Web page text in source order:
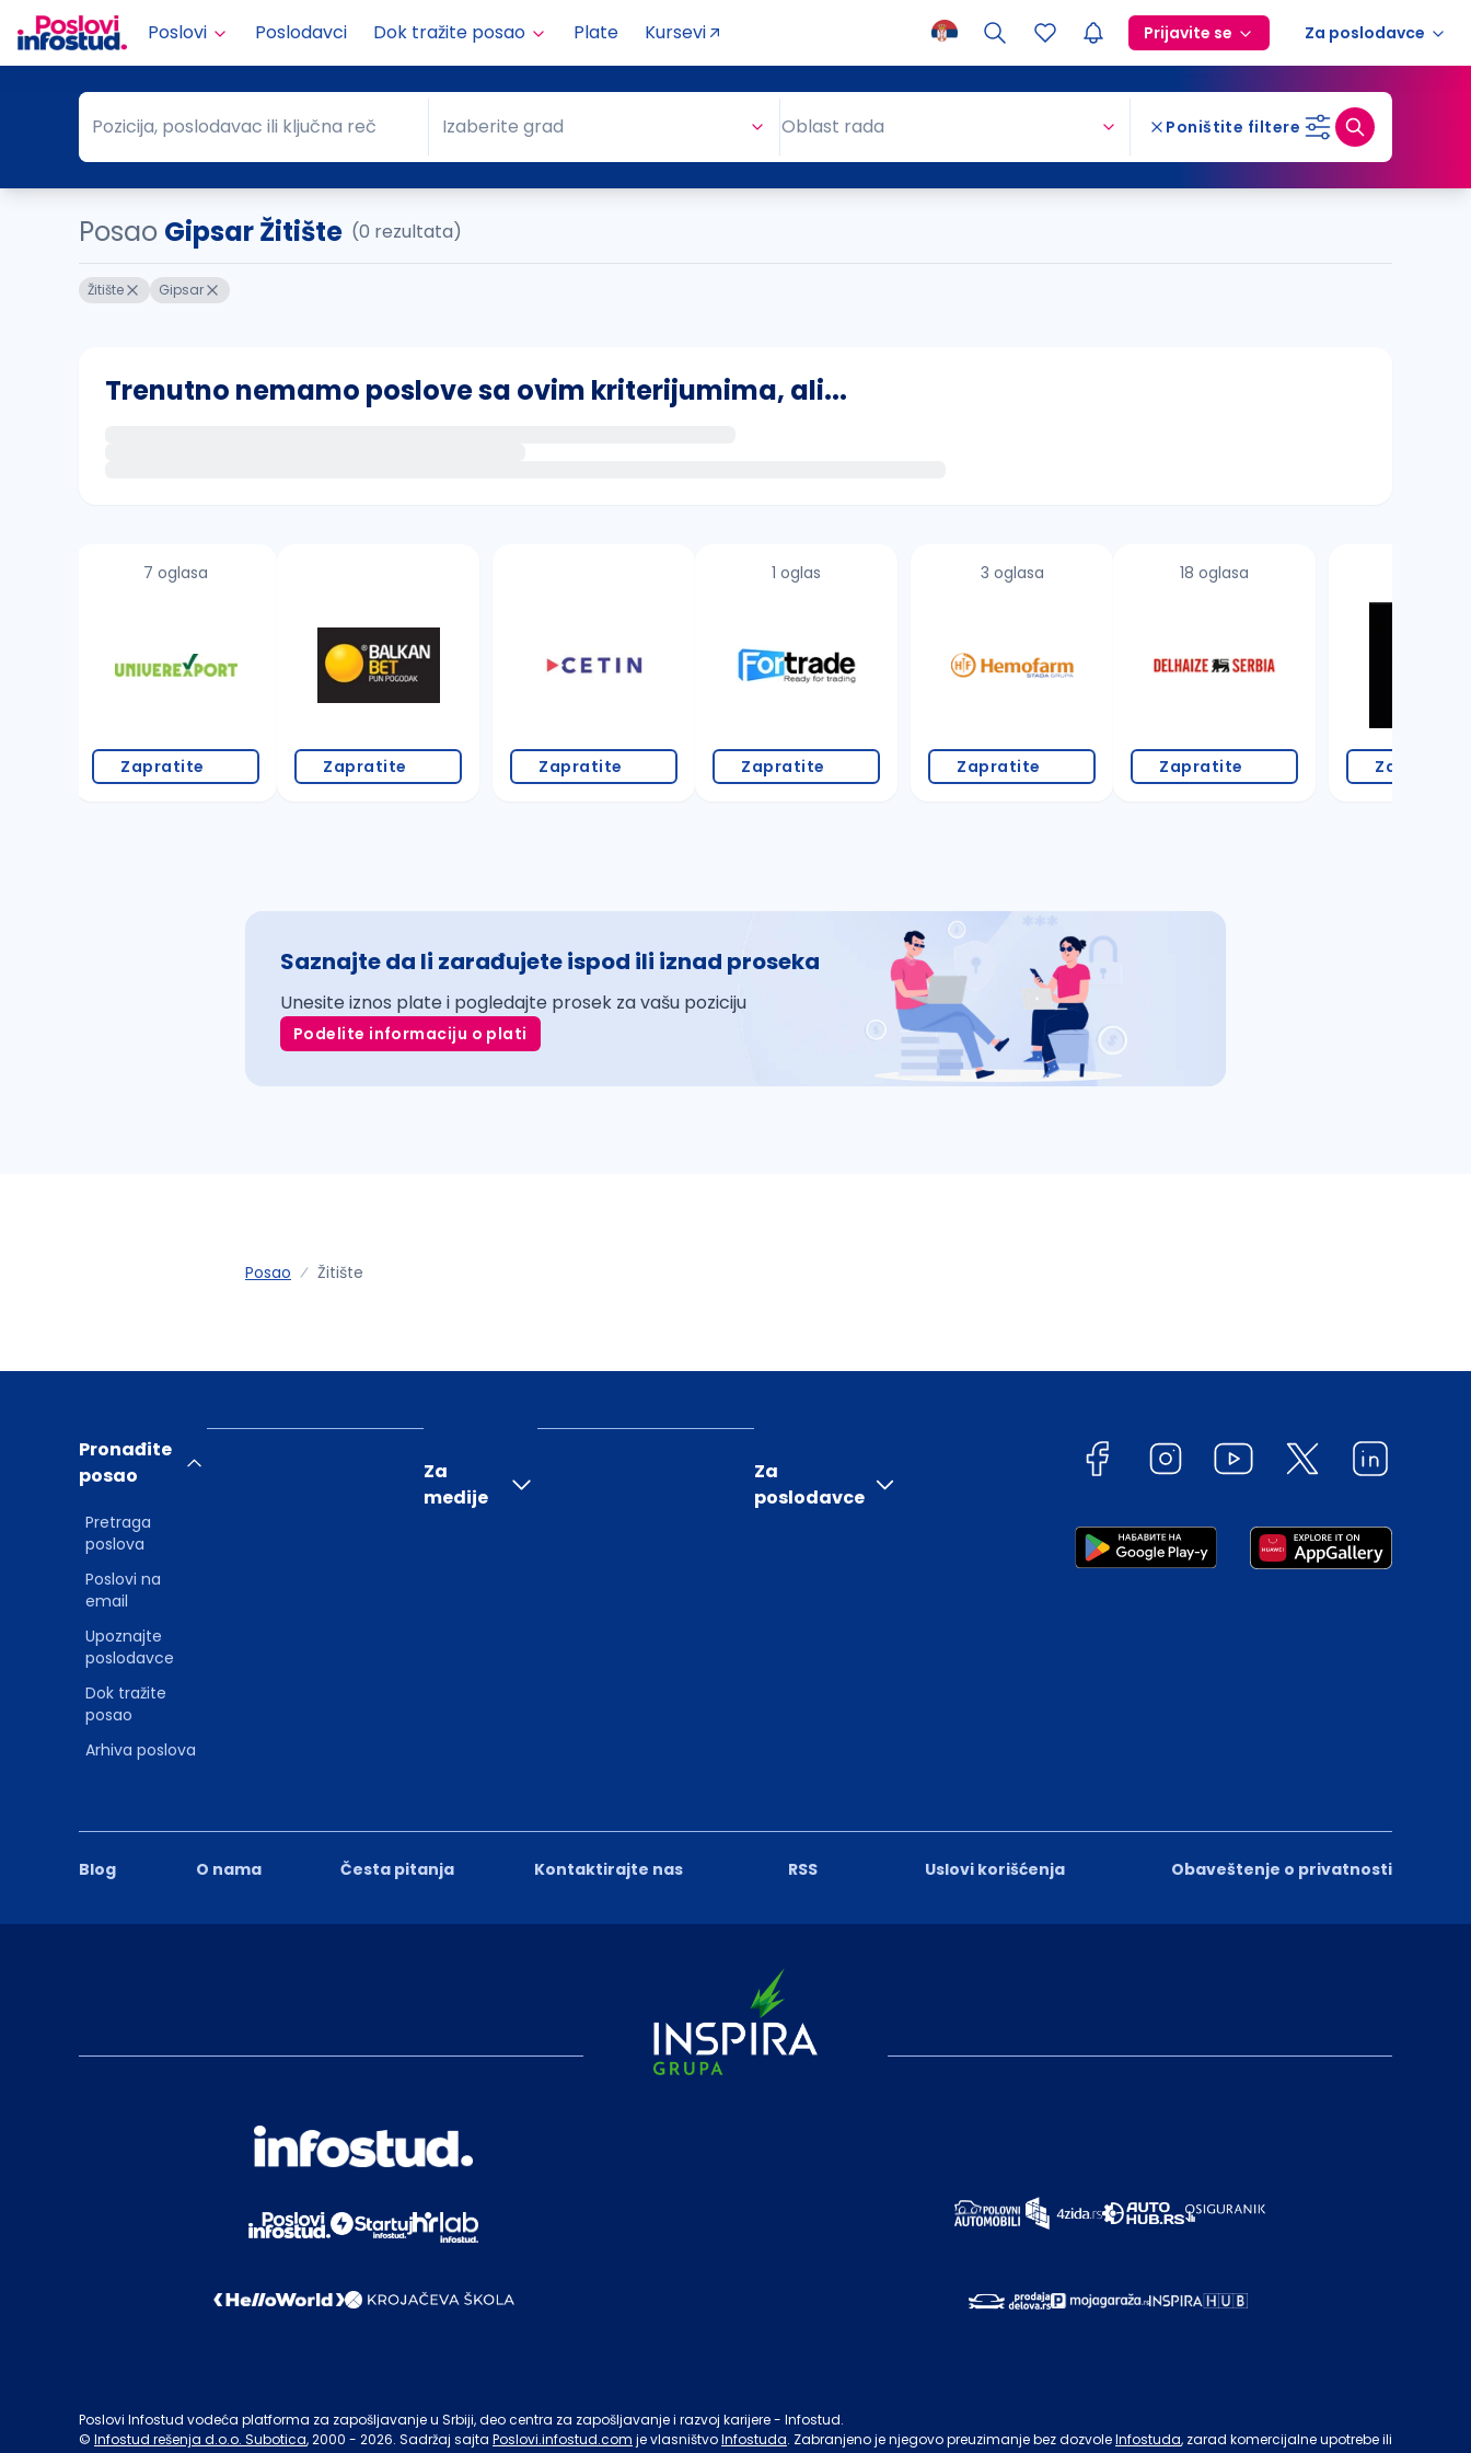
Poslovi Poslodavci Dok tražite posao Plate Kursevi Prijavite se Za poslodavce
Pozicija, poslodavac ili ključna reč
Pozicija, poslodavac ili ključna reč Grad
Izaberite grad Oblast rada Poništite filtere
Posao Gipsar Žitište (0 rezultata)
Žitište Gipsar
Trenutno nemamo poslove sa ovim kriterijumima, ali...
proverite pravopisne greške (koristite č, ć, š, đ, ž, dž)
povećajte radijus za odabrani grad
7 oglasa
Zapratite Zapratite Zapratite
1 oglas
Zapratite
3 oglasa
Zapratite
18 oglasa
Zapratite Zapratite
Saznajte da li zarađujete ispod ili iznad proseka
Unesite iznos plate i pogledajte prosek za vašu poziciju
Podelite informaciju o plati
Posao Žitište
Blog O nama Česta pitanja Kontaktirajte nas RSS Uslovi korišćenja Obaveštenje o privatnosti
Pronađite
posao
Pretraga
poslova
Poslovi na
email
Upoznajte
poslodavce
Dok tražite
posao
Arhiva poslova
Za
medije
Za
poslodavce
Poslovi Infostud vodeća platforma za zapošljavanje u Srbiji, deo centra za zapošljavanje i razvoj karijere - Infostud.
© Infostud rešenja d.o.o. Subotica, 2000 - 2026. Sadržaj sajta Poslovi.infostud.com je vlasništvoInfostuda. Zabranjeno je njegovo preuzimanje bez dozvoleInfostuda, zarad komercijalne upotrebe ili